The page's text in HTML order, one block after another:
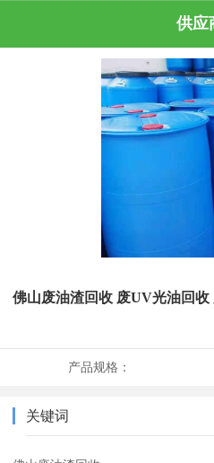
供应
佛山废油渣回收 废UV光油回
产品规格：
关键词